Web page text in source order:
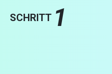
SCHRITT 1